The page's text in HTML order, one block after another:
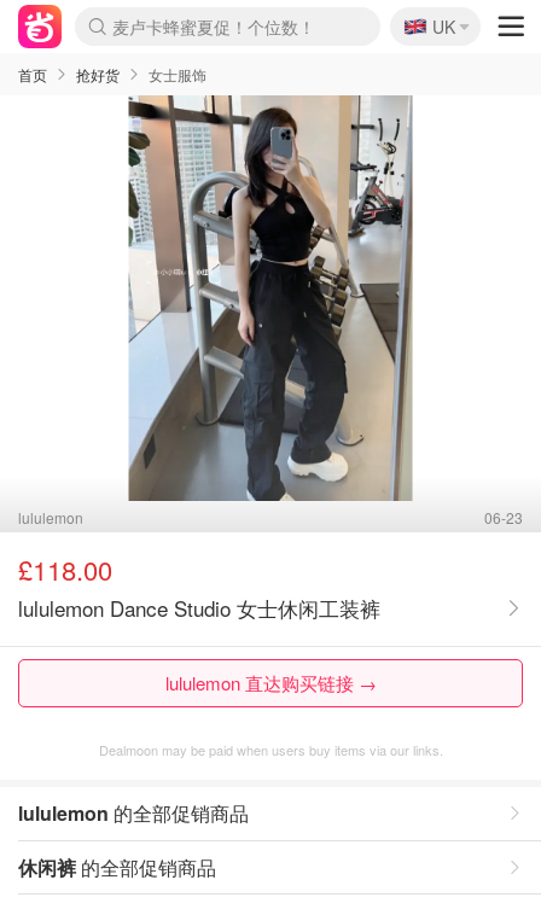
麦卢卡蜂蜜夏促！个位数！
Prada/Miu 4.8折！
啥？必胜客披萨5折！
🇬🇧
UK
首页 抢好货 女士服饰
lululemon 06-23
£118.00
lululemon Dance Studio 女士休闲工装裤
lululemon 直达购买链接 →
Dealmoon may be paid when users buy items via our links.
lululemon 的全部促销商品
休闲裤 的全部促销商品